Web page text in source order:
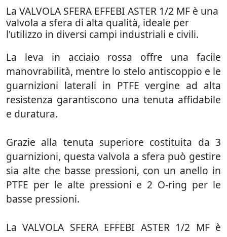
La VALVOLA SFERA EFFEBI ASTER 1/2 MF è una
valvola a sfera di alta qualità, ideale per
l'utilizzo in diversi campi industriali e civili.
La leva in acciaio rossa offre una facile
manovrabilità, mentre lo stelo antiscoppio e le
guarnizioni laterali in PTFE vergine ad alta
resistenza garantiscono una tenuta affidabile
e duratura.
Grazie alla tenuta superiore costituita da 3
guarnizioni, questa valvola a sfera può gestire
sia alte che basse pressioni, con un anello in
PTFE per le alte pressioni e 2 O-ring per le
basse pressioni.
La VALVOLA SFERA EFFEBI ASTER 1/2 MF è